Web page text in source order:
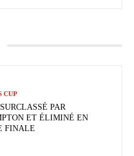
CUP
PAR
ET ÉLIMINÉ EN
FINALE